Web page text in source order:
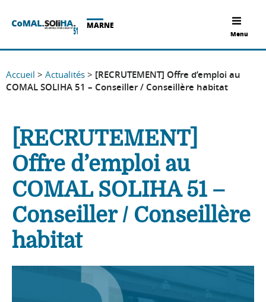
Menu
MARNE
Accueil > Actualités > [RECRUTEMENT] Offre d’emploi au
COMAL SOLIHA 51 – Conseiller / Conseillère habitat
[RECRUTEMENT]
Offre d’emploi au
COMAL SOLIHA 51 –
Conseiller / Conseillère
habitat